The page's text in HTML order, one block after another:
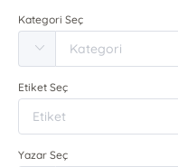
Kategori Seç
Etiket Seç
Yazar Seç